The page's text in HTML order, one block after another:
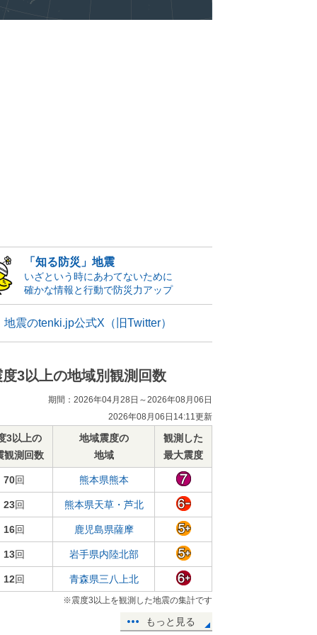
「知る防災」地震
いざという時にあわてないために
確かな情報と行動で防災力アップ
地震のtenki.jp公式X（旧Twitter）
度3以上の地域別観測回数
期間：2026年04月28日～2026年08月06日
2026年08月06日14:11更新
3以上の
観測回数
地域震度の
地域
観測した
最大震度
70回 熊本県熊本
23回 熊本県天草・芦北
16回 鹿児島県薩摩
13回 岩手県内陸北部
12回 青森県三八上北
※震度3以上を観測した地震の集計です
もっと見る